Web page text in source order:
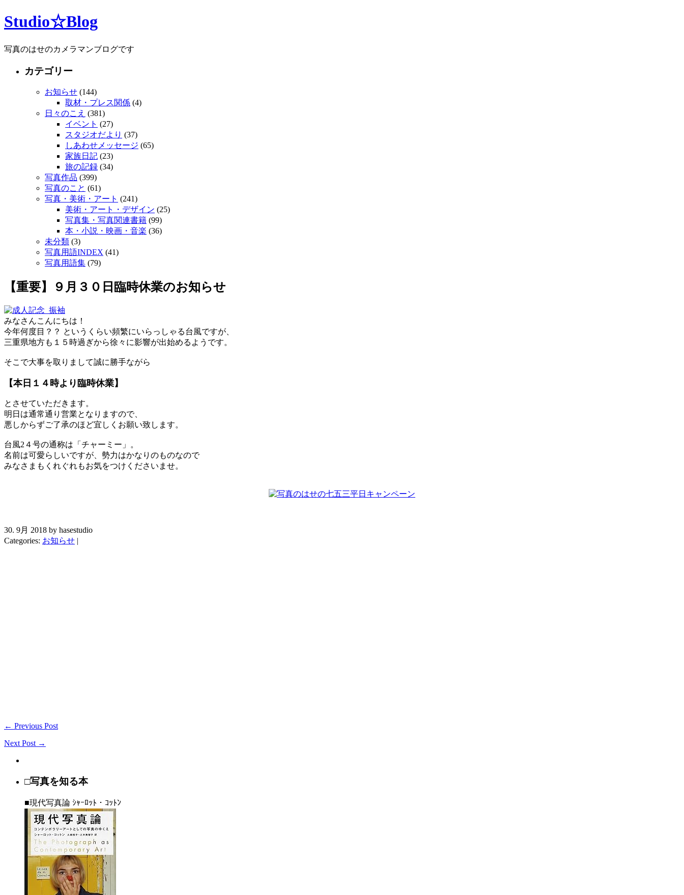
Studio☆Blog
写真のはせのカメラマンブログです
カテゴリー
お知らせ (144)
取材・プレス関係 (4)
日々のこえ (381)
イベント (27)
スタジオだより (37)
しあわせメッセージ (65)
家族日記 (23)
旅の記録 (34)
写真作品 (399)
写真のこと (61)
写真・美術・アート (241)
美術・アート・デザイン (25)
写真集・写真関連書籍 (99)
本・小説・映画・音楽 (36)
未分類 (3)
写真用語INDEX (41)
写真用語集 (79)
【重要】９月３０日臨時休業のお知らせ
みなさんこんにちは！
今年何度目？？ というくらい頻繁にいらっしゃる台風ですが、
三重県地方も１５時過ぎから徐々に影響が出始めるようです。
そこで大事を取りまして誠に勝手ながら
【本日１４時より臨時休業】
とさせていただきます。
明日は通常通り営業となりますので、
悪しからずご了承のほど宜しくお願い致します。
台風2４号の通称は「チャーミー」。
名前は可愛らしいですが、勢力はかなりのものなので
みなさまもくれぐれもお気をつけくださいませ。
30. 9月 2018 by hasestudio
Categories: お知らせ |
← Previous Post
Next Post →
□写真を知る本
■現代写真論 ｼｬｰﾛｯﾄ・ｺｯﾄﾝ